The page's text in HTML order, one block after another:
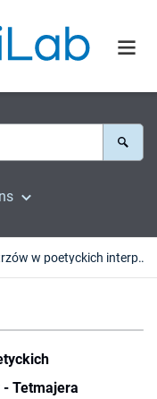
Malarstwo włoskich mistrzów w poetyckich interpretacjach Kazimierza Przerwy - Tetmajera
Tetmajera